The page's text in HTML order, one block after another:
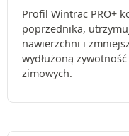
Profil Wintrac PRO+
poprzednika,
nawierzchni i
wydłużoną
zimowych.